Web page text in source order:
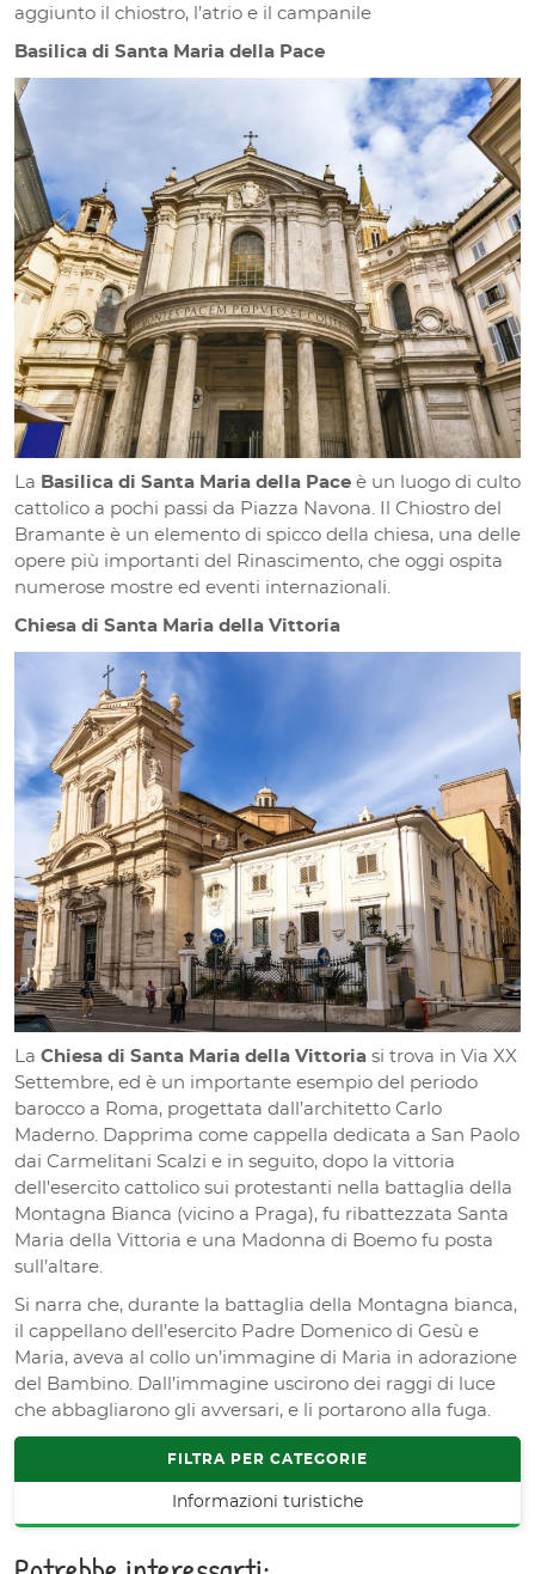
aggiunto il chiostro, l’atrio e il campanile
Basilica di Santa Maria della Pace
La Basilica di Santa Maria della Pace è un luogo di culto
cattolico a pochi passi da Piazza Navona. Il Chiostro del
Bramante è un elemento di spicco della chiesa, una delle
opere più importanti del Rinascimento, che oggi ospita
numerose mostre ed eventi internazionali.
Chiesa di Santa Maria della Vittoria
La Chiesa di Santa Maria della Vittoria si trova in Via XX
Settembre, ed è un importante esempio del periodo
barocco a Roma, progettata dall’architetto Carlo
Maderno. Dapprima come cappella dedicata a San Paolo
dai Carmelitani Scalzi e in seguito, dopo la vittoria
dell'esercito cattolico sui protestanti nella battaglia della
Montagna Bianca (vicino a Praga), fu ribattezzata Santa
Maria della Vittoria e una Madonna di Boemo fu posta
sull’altare.
Si narra che, durante la battaglia della Montagna bianca,
il cappellano dell’esercito Padre Domenico di Gesù e
Maria, aveva al collo un’immagine di Maria in adorazione
del Bambino. Dall’immagine uscirono dei raggi di luce
che abbagliarono gli avversari, e li portarono alla fuga.
FILTRA PER CATEGORIE
Informazioni turistiche